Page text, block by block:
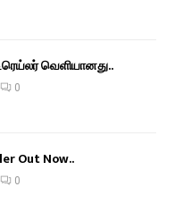
வெளியானது..
0
Out Now..
0